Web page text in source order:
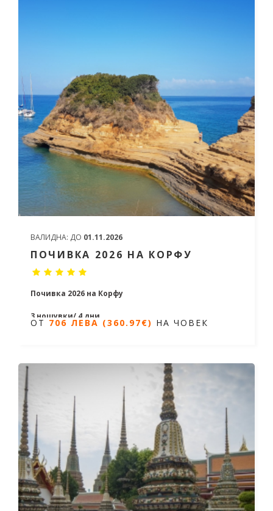
ВАЛИДНА: ДО 01.11.2026
ПОЧИВКА 2026 НА КОРФУ
Почивка 2026 на Корфу
3 нощувки/ 4 дни
706 ЛЕВА (360.97€)НА ЧОВЕК
ОТ 706 ЛЕВА (360.97€) НА ЧОВЕК